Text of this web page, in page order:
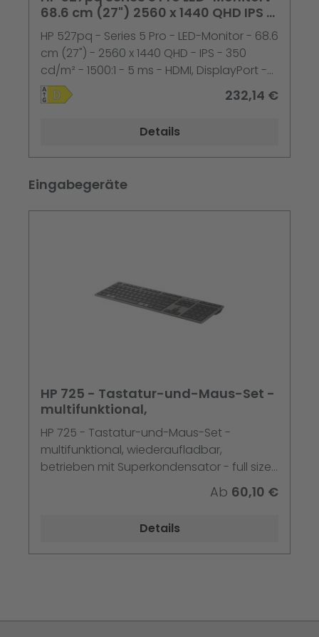
68.6 cm (27") 2560 x 1440 QHD IPS 5
ms schwarz
HP 527pq - Series 5 Pro - LED-Monitor - 68.6
cm (27") - 2560 x 1440 QHD - IPS - 350
cd/m² - 1500:1 - 5 ms - HDMI, DisplayPort -
Jet Black, Schwarz und Silber (Ständer) -
Smart Buy
232,14 €
Details
Produktgalerie überspringen
Eingabegeräte
HP 725 - Tastatur-und-Maus-Set -
multifunktional,
HP 725 - Tastatur-und-Maus-Set -
multifunktional, wiederaufladbar,
betrieben mit Superkondensator - full size
- kabellos - 2.4 GHz, Bluetooth - Deutsch -
Ab 60,10 €
Details